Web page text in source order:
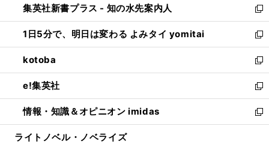
く
ド
ウ
で
開
く
ィ
ン
ド
ウ
で
開
く
い
ウ
ィ
ン
ド
ウ
で
開
く
集英社新書プラス - 知の水先案内人
新
し
い
ウ
ィ
ン
ド
ウ
で
開
1日5分で、明日は変わる よみタイ yomitai
新
し
い
ウ
ィ
ン
ド
ウ
kotoba
新
し
い
ウ
ィ
ン
e!集英社
新
し
い
ウ
情報・知識＆オピニオン imidas
新
し
ライトノベル・ノベライズ